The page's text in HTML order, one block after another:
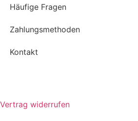
Häufige Fragen
Zahlungsmethoden
Kontakt
Vertrag widerrufen